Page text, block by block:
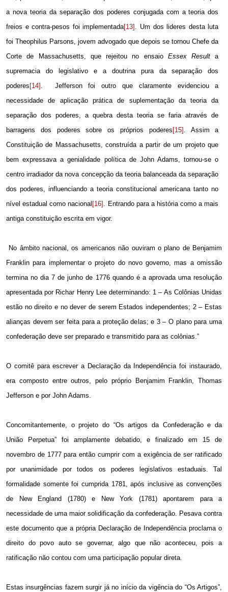
a nova teoria da separação dos poderes conjugada com a teoria dos
freios e contra-pesos foi implementada[13] . Um dos lideres desta luta
foi Theophilus Parsons, jovem advogado que depois se tornou Chefe da
Corte de Massachusetts, que rejeitou no ensaio Essex Result a
supremacia do legislativo e a doutrina pura da separação dos
poderes [14] .
Jefferson foi outro que claramente evidenciou a
necessidade de aplicação prática de suplementação da teoria da
separação dos poderes, a quebra desta teoria se faria através de
barragens dos poderes sobre os próprios poderes [15] . Assim a
Constituição de Massachusetts, construída a partir de um projeto que
bem expressava a genialidade política de John Adams, tornou-se o
centro irradiador da nova concepção da teoria balanceada da separação
dos poderes, influenciando a teoria constitucional americana tanto no
nível estadual como nacional [16] . Entrando para a história como a mais
antiga constituição escrita em vigor.
No âmbito nacional, os americanos não ouviram o plano de Benjamim
Franklin para implementar o projeto do novo governo, mas a omissão
termina no dia 7 de junho de 1776 quando é a aprovada uma resolução
apresentada por Richar Henry Lee determinando: 1 – As Colônias Unidas
estão no direito e no dever de serem Estados independentes; 2 – Estas
alianças devem ser feita para a proteção delas; e 3 – O plano para uma
confederação deve ser preparado e transmitido para as colônias.”
O comitê para escrever a Declaração da Independência foi instaurado,
era composto entre outros, pelo próprio Benjamim Franklin, Thomas
Jefferson e por John Adams.
Concomitantemente, o projeto do “Os artigos da Confederação e da
União Perpetua” foi amplamente debatido, e finalizado em 15 de
novembro de 1777 para então cumprir com a exigência de ser ratificado
por unanimidade por todos os poderes legislativos estaduais. Tal
formalidade somente foi cumprida 1781, após inclusive as convenções
de New England (1780) e New York (1781) apontarem para a
necessidade de uma maior solidificação da confederação. Pesava contra
este documento que a própria Declaração de Independência proclama o
direito do povo auto se governar, algo que não aconteceu, pois a
ratificação não contou com uma participação popular direta.
Estas insurgências fazem surgir já no início da vigência do “Os Artigos”,